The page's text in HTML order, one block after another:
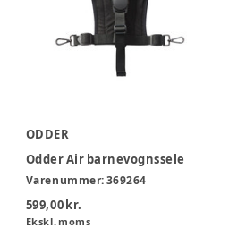
ODDER
Odder Air barnevognssele
Varenummer:369264
599,00 kr.
Ekskl. moms